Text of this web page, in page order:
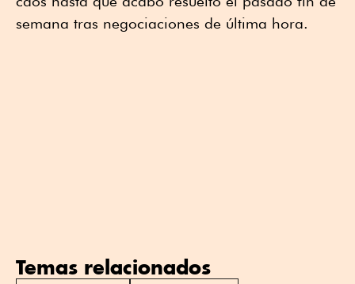
semana tras negociaciones de última hora.
Temas relacionados